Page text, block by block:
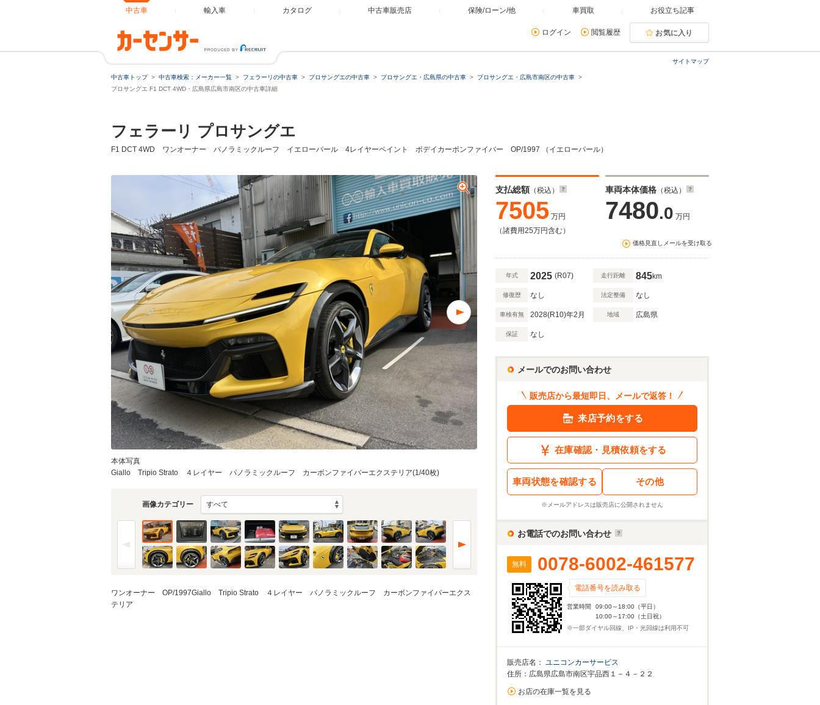
中古車 輸入車 カタログ 中古車販売店 保険/ローン/他 車買取 お役立ち記事
ログイン 閲覧履歴 お気に入り
サイトマップ
中古車トップ 中古車検索：メーカー一覧 フェラーリの中古車 プロサングエの中古車 プロサングエ・広島県の中古車
プロサングエ・広島市南区の中古車
プロサングエ F1 DCT 4WD・広島県広島市南区の中古車詳細
フェラーリ プロサングエ
F1 DCT 4WD ワンオーナー パノラミックルーフ イエローパール 4レイヤーペイント ボデイカーボンファイバー OP/1997 （イエローパール）
本体写真
Giallo Tripio Strato ４レイヤー パノラミックルーフ カーボンファイバーエクステリア(1/40枚)
画像カテゴリー
ワンオーナー OP/1997Giallo Tripio Strato ４レイヤー パノラミックルーフ カーボンファイバーエクス
テリア
支払総額 （税込）
7505 万円
（諸費用25万円含む）
車両本体価格 （税込）
7480.0 万円
価格見直しメールを受け取る
年式 2025 (R07) 走行距離 845km
修復歴 なし 法定整備 なし
車検有無 2028(R10)年2月 地域 広島県
保証 なし
メールでのお問い合わせ
販売店から最短即日、メールで返答！
来店予約をする
在庫確認・見積依頼をする
車両状態を確認する その他
※メールアドレスは販売店に公開されません
お電話でのお問い合わせ
無料 0078-6002-461577
電話番号を読み取る
営業時間
09:00～18:00（平日）
10:00～17:00（土日祝）
※一部ダイヤル回線、IP・光回線は利用不可
販売店名： ユニコンカーサービス
住所：広島県広島市南区宇品西１－４－２２
お店の在庫一覧を見る